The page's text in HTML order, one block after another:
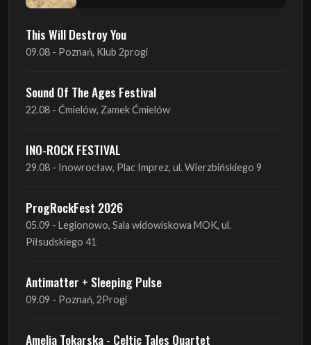
Sound Of The Ages Festival
22.08 - Ćmielów, Zamek Ćmielów
INO-ROCK FESTIVAL
29.08 - Inowrocław, Plac Imprez, ul. Wierzbińskiego 9
ProgRockFest 2026
Antimatter + Sleeping Pulse
09.09 - Poznań, 2Progi
Amelia Tokarska - Celtic Tales Quartet
10.09 - Rybnik, Teatr Ziemi Rybnickiej
Antimatter + Sleeping Pulse